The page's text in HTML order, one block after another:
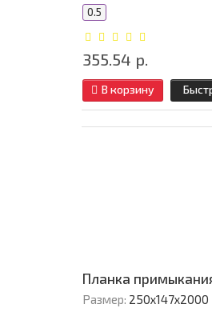
0.5
355.54 р.
В корзину
Планка
Размер: 250х147х2000